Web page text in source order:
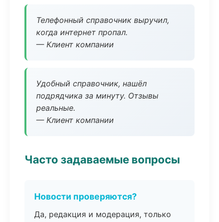
Телефонный справочник выручил,
когда интернет пропал.
— Клиент компании
Удобный справочник, нашёл
подрядчика за минуту. Отзывы
реальные.
— Клиент компании
Часто задаваемые вопросы
Новости проверяются?
Да, редакция и модерация, только